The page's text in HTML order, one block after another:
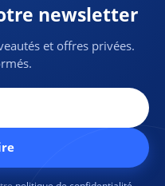
newsletter
et offres privées.